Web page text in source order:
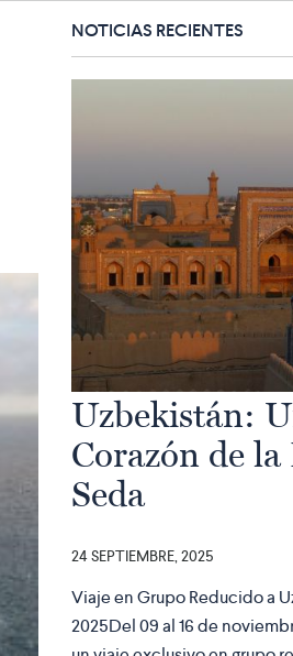
NOTICIAS RECIENTES
Uzbekistán:
Corazón de
Seda
24 SEPTIEMBRE, 2025
Viaje en Grupo Reducido a
2025Del 09 al 16 de